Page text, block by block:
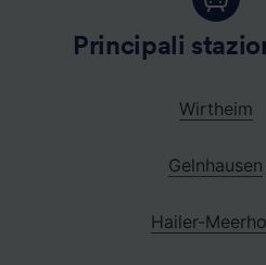
Principali
Wirtheim
Gelnhausen
Hailer-